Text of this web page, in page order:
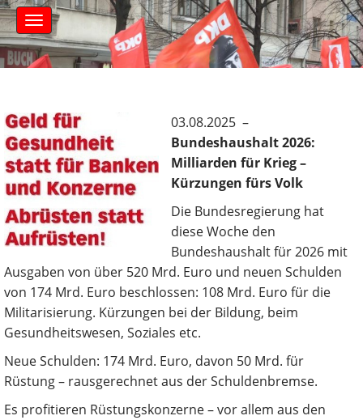
M
a
i
n
u
S
k
i
p
c
o
n
t
e
n
t
03.08.2025 –
Bundeshaushalt 2026:
Milliarden für Krieg –
Kürzungen fürs Volk
Die Bundesregierung hat
diese Woche den
Bundeshaushalt für 2026 mit
Ausgaben von über 520 Mrd. Euro und neuen Schulden
von 174 Mrd. Euro beschlossen: 108 Mrd. Euro für die
Militarisierung. Kürzungen bei der Bildung, beim
Gesundheitswesen, Soziales etc.
Neue Schulden: 174 Mrd. Euro, davon 50 Mrd. für
Rüstung – rausgerechnet aus der Schuldenbremse.
Es profitieren Rüstungskonzerne – vor allem aus den